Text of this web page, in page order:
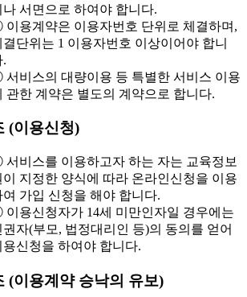
나 서면으로 하여야 합니다.
용계약은 이용자번호 단위로 체결하며,
결단위는 1 이용자번호 이상이어야 합니
.
비스의 대량이용 등 특별한 서비스 이용
관한 계약은 별도의 계약으로 합니다.
(이용신청)
비스를 이용하고자 하는 자는 교육정보
이 지정한 양식에 따라 온라인신청을 이용
여 가입 신청을 해야 합니다.
용신청자가 14세 미만인자일 경우에는
권자(부모, 법정대리인 등)의 동의를 얻어
용신청을 하여야 합니다.
(이용계약 승낙의 유보)